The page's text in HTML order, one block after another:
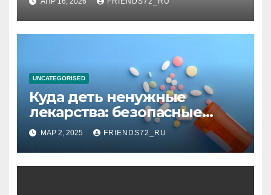
планирования дня при
высоком уровне шума
UNCATEGORISED
Куда деть ненужные
лекарства: безопасные
способы утилизации
МАР 2, 2025 FRIENDS72_RU